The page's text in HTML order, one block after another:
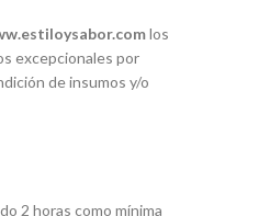
los
excepcionales por
de insumos y/o
2 horas como mínima